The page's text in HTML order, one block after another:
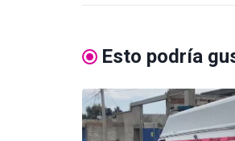
Esto podría